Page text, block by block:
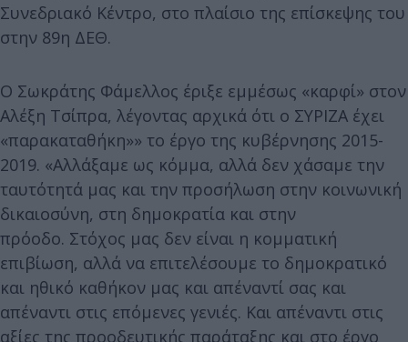
Συνεδριακό Κέντρο, στο πλαίσιο της επίσκεψης του
στην 89η ΔΕΘ.
Ο Σωκράτης Φάμελλος έριξε εμμέσως «καρφί» στον
Αλέξη Τσίπρα, λέγοντας αρχικά ότι ο ΣΥΡΙΖΑ έχει
«παρακαταθήκη»» το έργο της κυβέρνησης 2015-
2019. «Αλλάξαμε ως κόμμα, αλλά δεν χάσαμε την
ταυτότητά μας και την προσήλωση στην κοινωνική
δικαιοσύνη, στη δημοκρατία και στην
πρόοδο. Στόχος μας δεν είναι η κομματική
επιβίωση, αλλά να επιτελέσουμε το δημοκρατικό
και ηθικό καθήκον μας και απέναντί σας και
απέναντι στις επόμενες γενιές. Και απέναντι στις
αξίες της προοδευτικής παράταξης και στο έργο